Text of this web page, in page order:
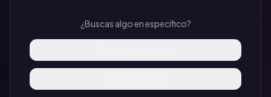
¿Buscas algo en específico?